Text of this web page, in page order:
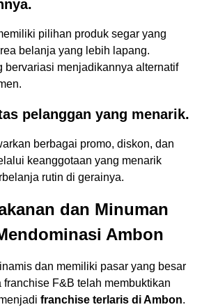
pilihan produk segar yang
belanja yang lebih lapang.
bervariasi menjadikannya alternatif
pelanggan yang menarik.
berbagai promo, diskon, dan
keanggotaan yang menarik
rutin di gerainya.
dan Minuman
Ambon
dan memiliki pasar yang besar
franchise F&B telah membuktikan
franchise terlaris di Ambon.